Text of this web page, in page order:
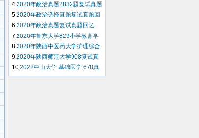
题回忆
4. 2020年政治真题2832题复试真题
回忆
5.2020年政治选择真题复试真题回
忆
6.2020年政治真题复试真题回忆
7. 2020年鲁东大学829小学教育学
复试真题回忆
8.2020年陕西中医药大学护理综合
308复试真题回忆
9. 2020年陕西师范大学908复试真
题回忆
10.2022中山大学 基础医学 678真
题回忆